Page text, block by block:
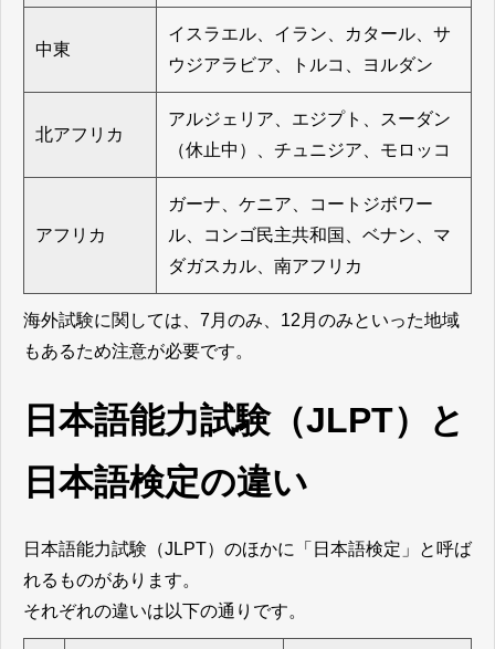
中東
イスラエル、イラン、カタール、サ
ウジアラビア、トルコ、ヨルダン
北アフリカ
アルジェリア、エジプト、スーダン
（休止中）、チュニジア、モロッコ
アフリカ
ガーナ、ケニア、コートジボワー
ル、コンゴ民主共和国、ベナン、マ
ダガスカル、南アフリカ
海外試験に関しては、7月のみ、12月のみといった地域
もあるため注意が必要です。
日本語能力試験（JLPT）と
日本語検定の違い
日本語能力試験（JLPT）のほかに「日本語検定」と呼ば
れるものがあります。
それぞれの違いは以下の通りです。